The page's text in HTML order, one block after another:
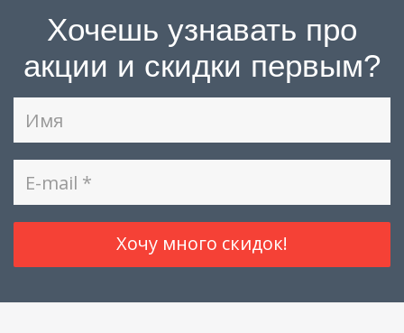
Хочешь узнавать про
акции и скидки первым?